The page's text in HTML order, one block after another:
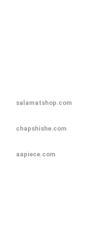
salamatshop.com
chapshishe.com
aapiece.com